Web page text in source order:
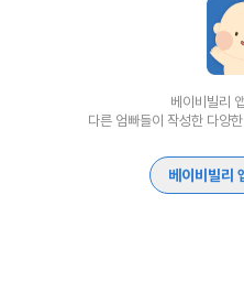
베이비빌리
다른 엄빠들이 작성한 다양
베이비빌리